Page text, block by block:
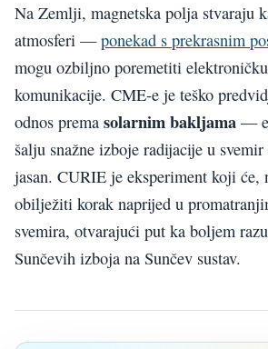
Na Zemlji, magnetska polja stvaraju
atmosferi —ponekad s prekrasnim
mogu ozbiljno poremetiti
komunikacije. CME-e je teško
odnos prema solarnim bakljama —
šalju snažne izboje radijacije u
jasan. CURIE je eksperiment koji će,
obilježiti korak naprijed u
svemira, otvarajući put ka boljem
Sunčevih izboja na Sunčev sustav.